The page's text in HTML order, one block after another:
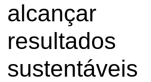
alcançar
resultados
sustentáveis